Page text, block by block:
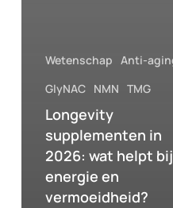
Wetenschap Anti-
GlyNAC NMN TMG
Longevity
supplementen in
2026: wat helpt bij
energie en
vermoeidheid?